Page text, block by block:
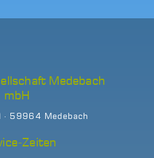
Medebach
mbH
· 59964 Medebach
Zeiten